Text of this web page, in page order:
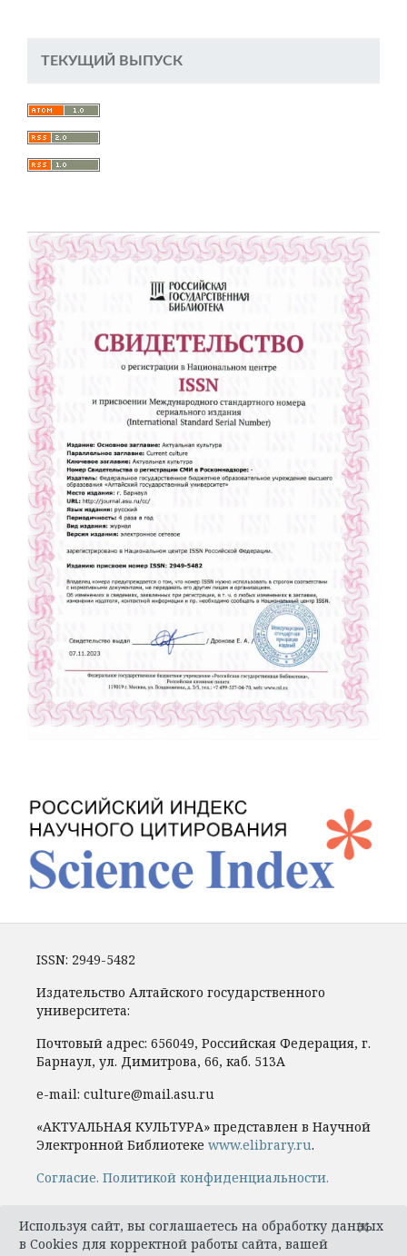
ТЕКУЩИЙ ВЫПУСК
ISSN: 2949-5482
Издательство Алтайского государственного
университета:
Почтовый адрес: 656049, Российская Федерация, г.
Барнаул, ул. Димитрова, 66, каб. 513А
e-mail: culture@mail.asu.ru
«АКТУАЛЬНАЯ КУЛЬТУРА» представлен в Научной
Электронной Библиотеке www.elibrary.ru.
Cогласие. Политикой конфиденциальности.
Используя сайт, вы соглашаетесь на обработку данных
в Cookies для корректной работы сайта, вашей
×